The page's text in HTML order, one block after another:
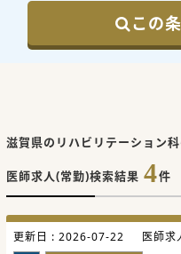
この
滋賀県のリハビリテーション
医師求人(常勤)検索結果 4件
更新日 : 2026-07-22 医師求